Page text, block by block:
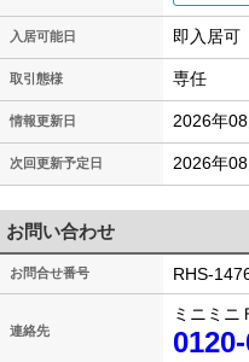
入居可能日 即入居可
取引態様 専任
情報更新日 2026年
次回更新予定日 2026年
お問い合わせ
お問合せ番号 RHS-
連絡先
ミニミニ